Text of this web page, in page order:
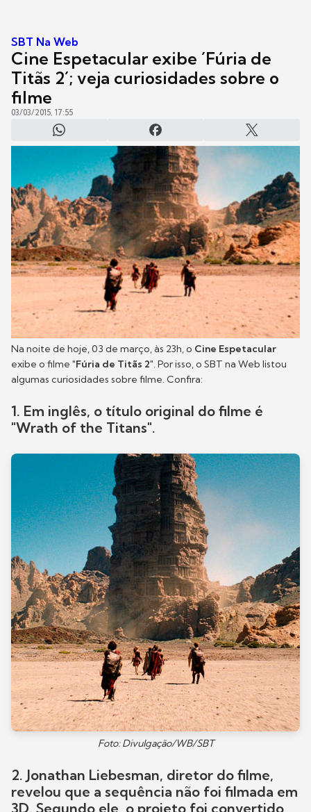
SBT Na Web
Cine Espetacular exibe ´Fúria de
Titãs 2´; veja curiosidades sobre o
filme
03/03/2015, 17:55
Na noite de hoje, 03 de março, às 23h, o Cine Espetacular
exibe o filme "Fúria de Titãs 2". Por isso, o SBT na Web listou
algumas curiosidades sobre filme. Confira:
1. Em inglês, o título original do filme é
"Wrath of the Titans".
Foto: Divulgação/WB/SBT
2. Jonathan Liebesman, diretor do filme,
revelou que a sequência não foi filmada em
3D. Segundo ele, o projeto foi convertido